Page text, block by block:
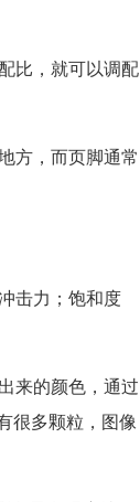
比，就可以调配
方，而页脚通常
击力；饱和度
来的颜色，通过
很多颗粒，图像